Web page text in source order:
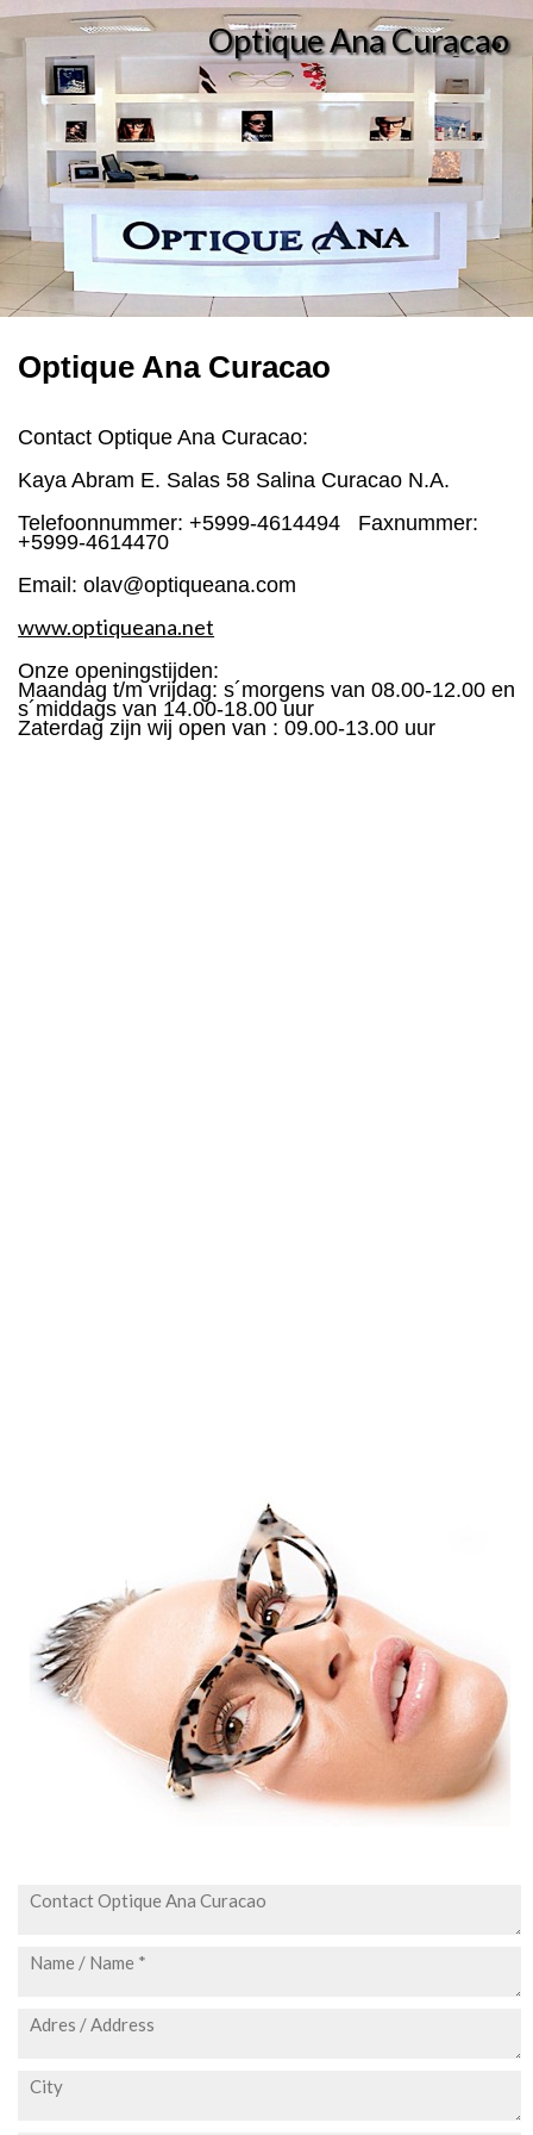
Optique Ana Curacao
Optique Ana Curacao
Contact Optique Ana Curacao:
Kaya Abram E. Salas 58 Salina Curacao N.A.
Telefoonnummer: +5999-4614494 Faxnummer:
+5999-4614470
Email:olav@optiqueana.com
www.optiqueana.net​
Onze openingstijden:
Maandag t/m vrijdag: s´morgens van 08.00-12.00 en
s´middags van 14.00-18.00 uur
Zaterdag zijn wij open van : 09.00-13.00 uur